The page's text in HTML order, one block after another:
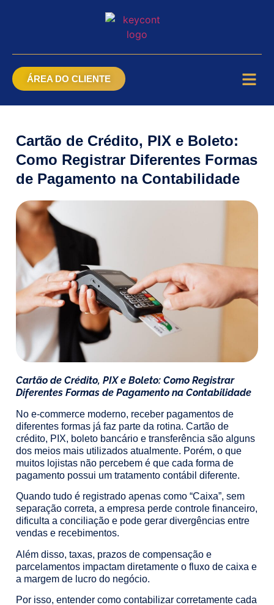
ÁREA DO CLIENTE
Cartão de Crédito, PIX e Boleto:
Como Registrar Diferentes Formas
de Pagamento na Contabilidade
Cartão de Crédito, PIX e Boleto: Como Registrar
Diferentes Formas de Pagamento na Contabilidade
No e-commerce moderno, receber pagamentos de
diferentes formas já faz parte da rotina. Cartão de
crédito, PIX, boleto bancário e transferência são alguns
dos meios mais utilizados atualmente. Porém, o que
muitos lojistas não percebem é que cada forma de
pagamento possui um tratamento contábil diferente.
Quando tudo é registrado apenas como “Caixa”, sem
separação correta, a empresa perde controle financeiro,
dificulta a conciliação e pode gerar divergências entre
vendas e recebimentos.
Além disso, taxas, prazos de compensação e
parcelamentos impactam diretamente o fluxo de caixa e
a margem de lucro do negócio.
Por isso, entender como contabilizar corretamente cada